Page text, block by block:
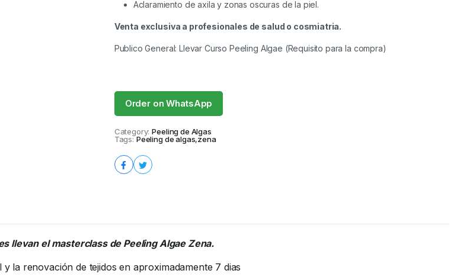
Aclaramiento de axila y zonas oscuras de la piel.
Venta exclusiva a profesionales de salud o cosmiatria.
Publico General: Llevar Curso Peeling Algae (Requisito para la compra)
Order on WhatsApp
Category: Peeling de Algas
Tags: Peeling de algas,zena
llevan el masterclass de Peeling Algae Zena.
la renovación de tejidos en aproximadamente 7 dias